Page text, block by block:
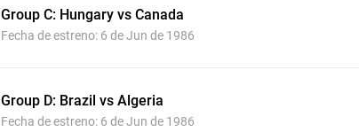
Group C: Hungary vs Canada
Fecha de estreno: 6 de Jun de 1986
Group D: Brazil vs Algeria
Fecha de estreno: 6 de Jun de 1986